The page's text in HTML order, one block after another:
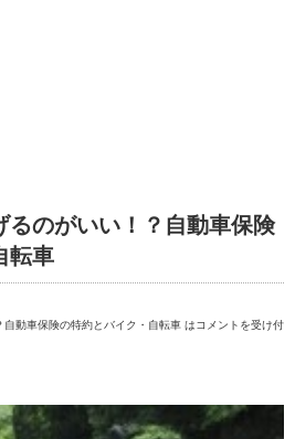
るのがいい！？自動車保険
転車
動車保険の特約とバイク・自転車 はコメントを受け付